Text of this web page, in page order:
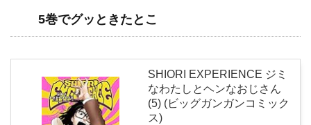
5巻でグッときたとこ
SHIORI EXPERIENCE ジミ
なわたしとヘンなおじさん
(5) (ビッグガンガンコミック
ス)